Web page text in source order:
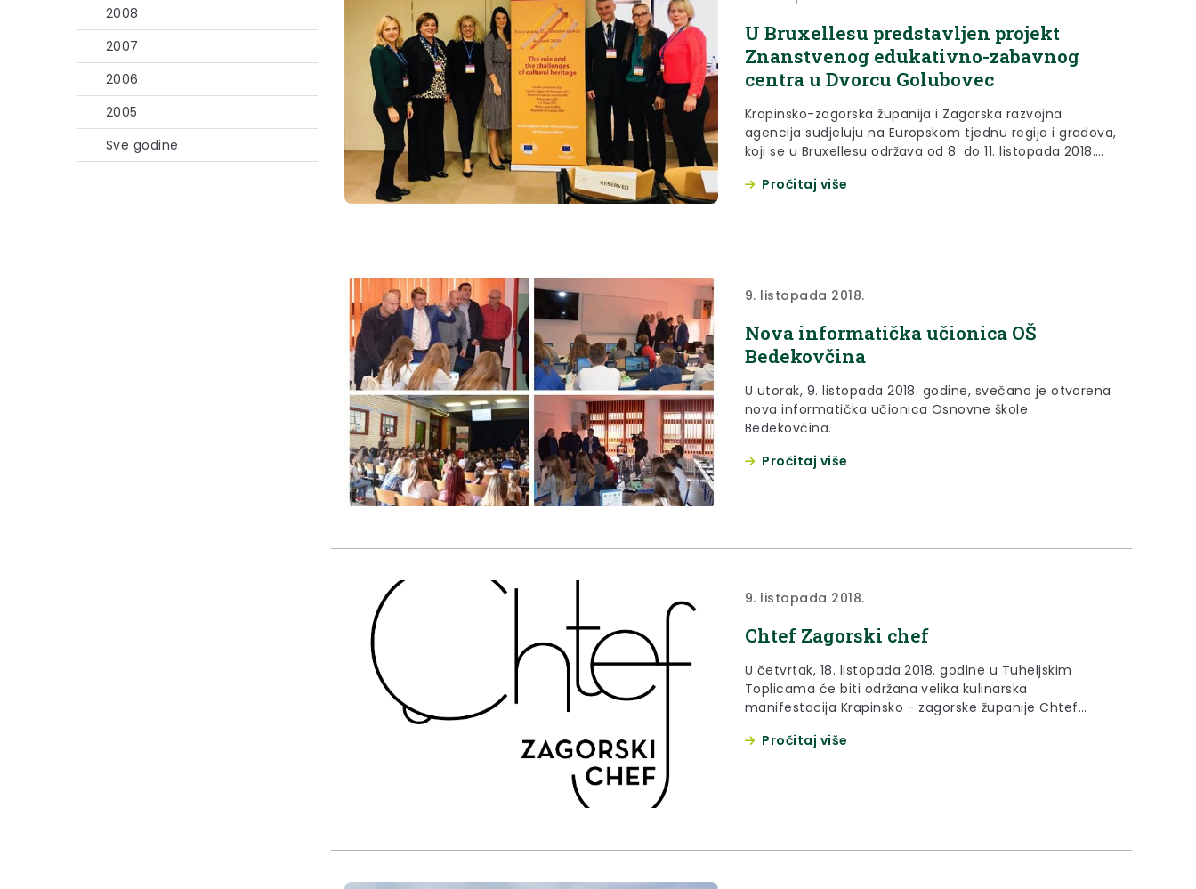
2008
2007
2006
2005
Sve godine
U Bruxellesu predstavljen projekt
Znanstvenog edukativno-zabavnog
centra u Dvorcu Golubovec
Krapinsko-zagorska županija i Zagorska razvojna
agencija sudjeluju na Europskom tjednu regija i gradova,
koji se u Bruxellesu održava od 8. do 11. listopada 2018.
Pročitaj više
9. listopada 2018.
Nova informatička učionica OŠ
Bedekovčina
U utorak, 9. listopada 2018. godine, svečano je otvorena
nova informatička učionica Osnovne škole
Bedekovčina.
Pročitaj više
9. listopada 2018.
Chtef Zagorski chef
U četvrtak, 18. listopada 2018. godine u Tuheljskim
Toplicama će biti održana velika kulinarska
manifestacija Krapinsko - zagorske županije Chtef
Pročitaj više